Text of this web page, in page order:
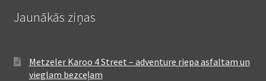
Jaunākās ziņas
Metzeler Karoo 4 Street – adventure riepa asfaltam un
vieglam bezceļam